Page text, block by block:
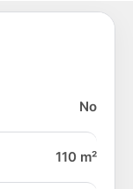
No
110 m²